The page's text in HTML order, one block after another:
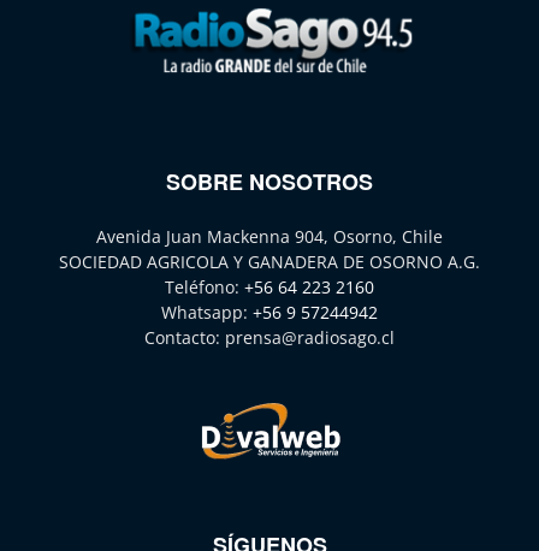
SOBRE NOSOTROS
Avenida Juan Mackenna 904, Osorno, Chile
SOCIEDAD AGRICOLA Y GANADERA DE OSORNO A.G.
Teléfono: +56 64 223 2160
Whatsapp: +56 9 57244942
Contacto: prensa@radiosago.cl